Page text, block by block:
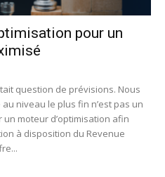
pour un
question de prévisions. Nous
niveau le plus fin n’est pas un
un moteur d’optimisation afin
à disposition du Revenue